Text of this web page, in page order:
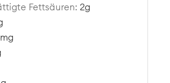
Fettsäuren:2g
mg